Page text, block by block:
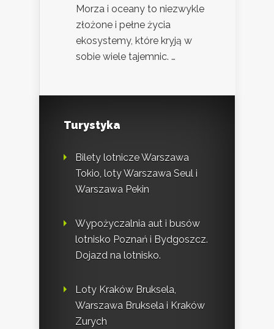
Morza i oceany to niezwykle
złożone i pełne życia
ekosystemy, które kryją w
sobie wiele tajemnic. …
Turystyka
Bilety lotnicze Warszawa
Tokio, loty Warszawa Seul i
Warszawa Pekin
Wypożyczalnia aut i busów
lotnisko Poznań i Bydgoszcz.
Dojazd na lotnisko.
Loty Kraków Bruksela,
Warszawa Bruksela i Kraków
Zurych